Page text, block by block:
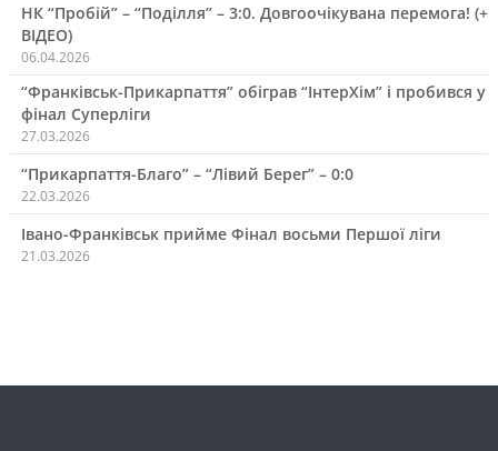
НК “Пробій” – “Поділля” – 3:0. Довгоочікувана перемога! (+
ВІДЕО)
06.04.2026
“Франківськ-Прикарпаття” обіграв “ІнтерХім” і пробився у
фінал Суперліги
27.03.2026
“Прикарпаття-Благо” – “Лівий Берег” – 0:0
22.03.2026
Івано-Франківськ прийме Фінал восьми Першої ліги
21.03.2026